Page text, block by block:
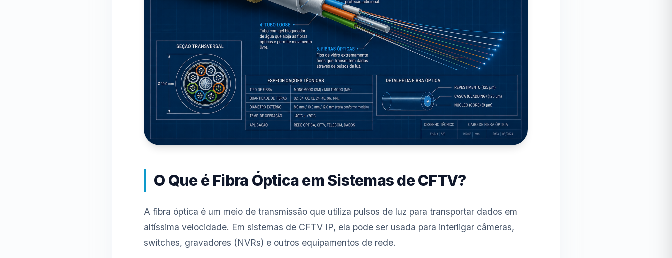
O Que é Fibra Óptica em Sistemas de CFTV?
A fibra óptica é um meio de transmissão que utiliza pulsos de luz para transportar dados em
altíssima velocidade. Em sistemas de CFTV IP, ela pode ser usada para interligar câmeras,
switches, gravadores (NVRs) e outros equipamentos de rede.